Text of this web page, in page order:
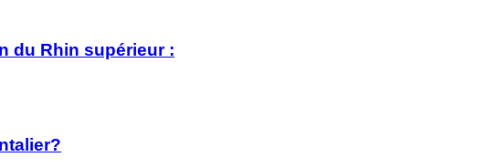
du Rhin supérieur :